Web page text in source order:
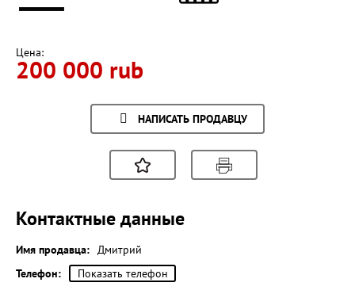
Цена:
200 000 rub
НАПИСАТЬ ПРОДАВЦУ
Контактные данные
Имя продавца: Дмитрий
Телефон:
Показать телефон